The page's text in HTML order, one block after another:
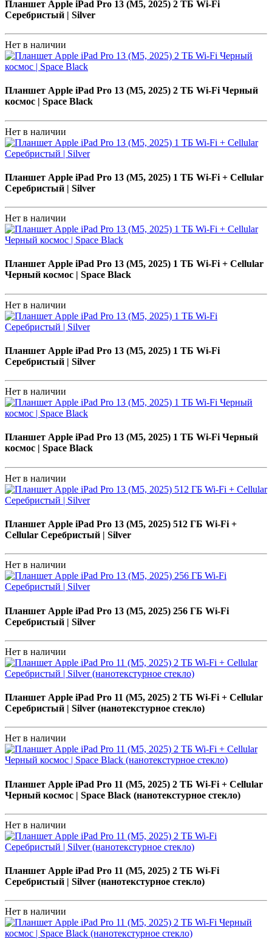
Планшет Apple iPad Pro 13 (M5, 2025) 2 ТБ Wi-Fi
Серебристый | Silver
Нет в наличии
Планшет Apple iPad Pro 13 (M5, 2025) 2 ТБ Wi-Fi Черный
космос | Space Black
Нет в наличии
Планшет Apple iPad Pro 13 (M5, 2025) 1 ТБ Wi-Fi + Cellular
Серебристый | Silver
Нет в наличии
Планшет Apple iPad Pro 13 (M5, 2025) 1 ТБ Wi-Fi + Cellular
Черный космос | Space Black
Нет в наличии
Планшет Apple iPad Pro 13 (M5, 2025) 1 ТБ Wi-Fi
Серебристый | Silver
Нет в наличии
Планшет Apple iPad Pro 13 (M5, 2025) 1 ТБ Wi-Fi Черный
космос | Space Black
Нет в наличии
Планшет Apple iPad Pro 13 (M5, 2025) 512 ГБ Wi-Fi +
Cellular Серебристый | Silver
Нет в наличии
Планшет Apple iPad Pro 13 (M5, 2025) 256 ГБ Wi-Fi
Серебристый | Silver
Нет в наличии
Планшет Apple iPad Pro 11 (M5, 2025) 2 ТБ Wi-Fi + Cellular
Серебристый | Silver (нанотекстурное стекло)
Нет в наличии
Планшет Apple iPad Pro 11 (M5, 2025) 2 ТБ Wi-Fi + Cellular
Черный космос | Space Black (нанотекстурное стекло)
Нет в наличии
Планшет Apple iPad Pro 11 (M5, 2025) 2 ТБ Wi-Fi
Серебристый | Silver (нанотекстурное стекло)
Нет в наличии